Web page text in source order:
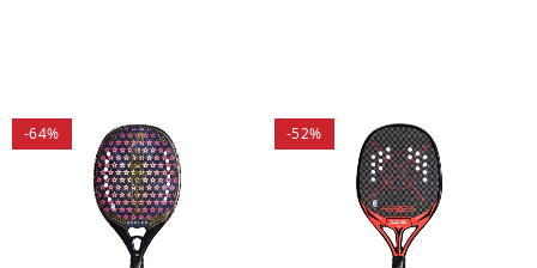
-64% -52%